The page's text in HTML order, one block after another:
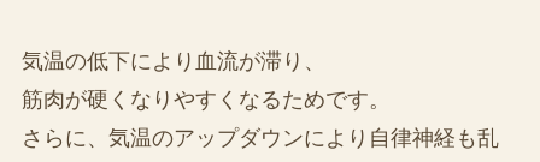
気温の低下により血流が滞り、
筋肉が硬くなりやすくなるためです。
さらに、気温のアップダウンにより自律神経も乱